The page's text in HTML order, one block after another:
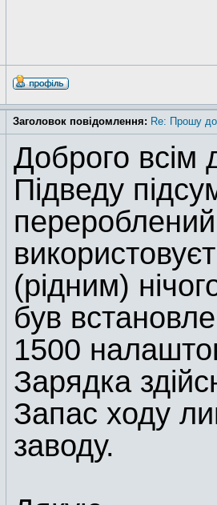
Заголовок повідомлення: Re: Прошу
Доброго всім
Підведу
перероблений
(рідним)
був
1500
Зарядка
Запас ходу
заводу.